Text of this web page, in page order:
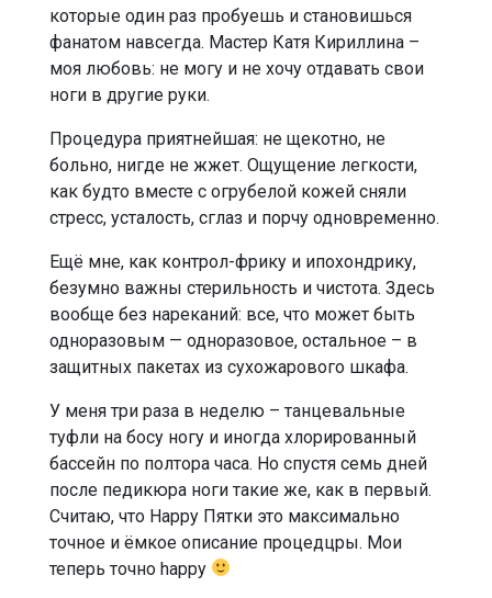
которые один раз пробуешь и становишься
фанатом навсегда. Мастер Катя Кириллина –
моя любовь: не могу и не хочу отдавать свои
ноги в другие руки.
Процедура приятнейшая: не щекотно, не
больно, нигде не жжет. Ощущение легкости,
как будто вместе с огрубелой кожей сняли
стресс, усталость, сглаз и порчу одновременно.
Ещё мне, как контрол-фрику и ипохондрику,
безумно важны стерильность и чистота. Здесь
вообще без нареканий: все, что может быть
одноразовым — одноразовое, остальное – в
защитных пакетах из сухожарового шкафа.
У меня три раза в неделю – танцевальные
туфли на босу ногу и иногда хлорированный
бассейн по полтора часа. Но спустя семь дней
после педикюра ноги такие же, как в первый.
Считаю, что Happy Пятки это максимально
точное и ёмкое описание процедцры. Мои
теперь точно happy